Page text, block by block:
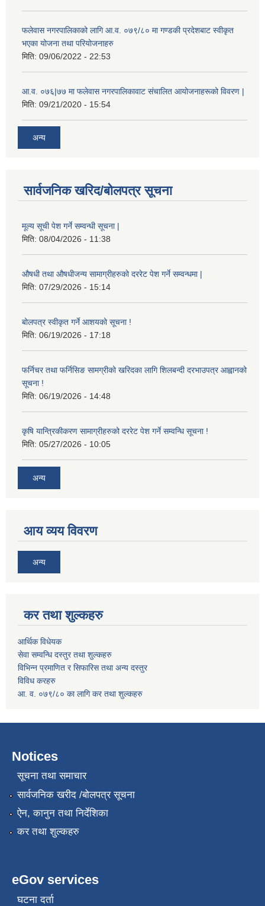
फलेवास नगरपालिकाको लागि आ.व. ०७९/८० मा गण्डकी प्रदेशबाट स्वीकृत
भएका योजना तथा परियोजनाहरु
मिति: 09/06/2022 - 22:53
आ.व. ०७६|७७ मा फलेवास नगरपालिकावाट संचालित आयोजनाहरूको विवरण |
मिति: 09/21/2020 - 15:54
अन्य
सार्वजनिक खरिद/बोलपत्र सूचना
मूल्य सूची पेश गर्ने सम्वन्धी सूचना |
मिति: 08/04/2026 - 11:38
औषधी तथा औषधीजन्य सामाग्रीहरुको दररेट पेश गर्ने सम्वन्धमा |
मिति: 07/29/2026 - 15:14
बोलपत्र स्वीकृत गर्ने आशयको सूचना !
मिति: 06/19/2026 - 17:18
फर्निचर तथा फर्निसिङ सामग्रीको खरिदका लागि शिलबन्दी दरभाउपत्र आह्वानको
सूचना !
मिति: 06/19/2026 - 14:48
कृषि यान्त्रिकीकरण सामाग्रीहरुको दररेट पेश गर्ने सम्वन्धि सूचना !
मिति: 05/27/2026 - 10:05
अन्य
आय व्यय विवरण
अन्य
कर तथा शुल्कहरु
आर्थिक विधेयक
सेवा सम्वन्धि दस्तुर तथा शुल्कहरु
विभिन्न प्रमाणित र सिफारिस तथा अन्य दस्तुर
विविध करहरु
आ. व. ०७९/८० का लागि कर तथा शुल्कहरु
Notices
सूचना तथा समाचार
सार्वजनिक खरीद /बोलपत्र सूचना
ऐन, कानुन तथा निर्देशिका
कर तथा शुल्कहरु
eGov services
घटना दर्ता